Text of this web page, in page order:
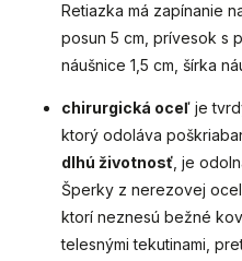
Retiazka má zapínanie
posun 5 cm, prívesok s
náušnice 1,5 cm, šírka
chirurgická oceľ je
ktorý odoláva
dlhú životnosť , je
Šperky z nerezovej
ktorí neznesú bežné
telesnými tekutinami,